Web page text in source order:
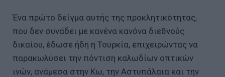
Ένα πρώτο δείγμα αυτής της προκλητικότητας,
που δεν συνάδει με κανένα κανόνα διεθνούς
δικαίου, έδωσε ήδη η Τουρκία, επιχειρώντας να
παρακωλύσει την πόντιση καλωδίων οπτικών
ινών, ανάμεσα στην Κω, την Αστυπάλαια και την